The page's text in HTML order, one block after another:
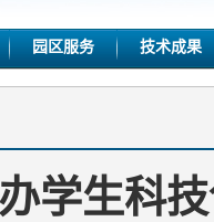
园区服务 技术成果
学生科